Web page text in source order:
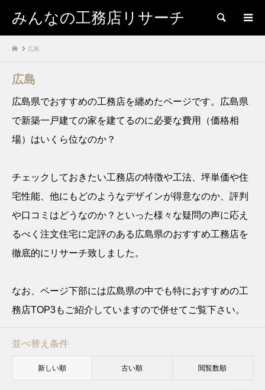
みんなの工務店リサーチ 検索
広島
広島
広島県でおすすめの工務店を纏めたページです。広島県
で新築一戸建ての家を建てるのに必要な費用（価格相
場）はいくら位なのか？
チェックしておきたい工務店の特徴や工法、坪単価や住
宅性能、他にもどのようなデザインが得意なのか、評判
や口コミはどうなのか？といった様々な疑問の声に応え
るべく注文住宅に定評のある広島県のおすすめ工務店を
徹底的にリサーチ致しました。
なお、ページ下部には広島県の中でも特におすすめの工
務店TOP3もご紹介していますので併せてご覧下さい。
並べ替え条件
新しい順 古い順 閲覧数順